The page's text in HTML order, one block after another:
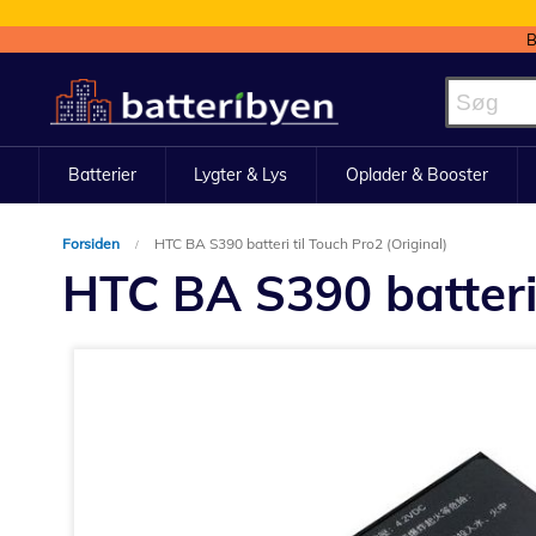
to
Content
Batterier Lygter & Lys Oplader & Booster
Forsiden HTC BA S390 batteri til Touch Pro2 (Original)
HTC BA S390